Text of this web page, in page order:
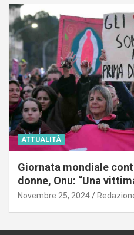
ATTUALITÀ
Giornata mondiale
donne, Onu: “Una
Novembre 25, 2024